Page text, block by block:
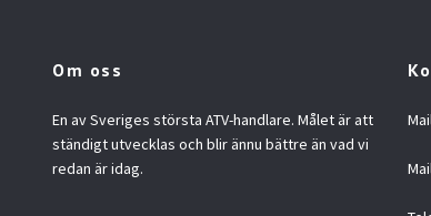
Om oss
En av Sveriges största ATV-handlare. Målet är att
ständigt utvecklas och blir ännu bättre än vad vi
redan är idag.